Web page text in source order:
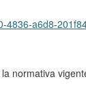
a6d8-
normativa